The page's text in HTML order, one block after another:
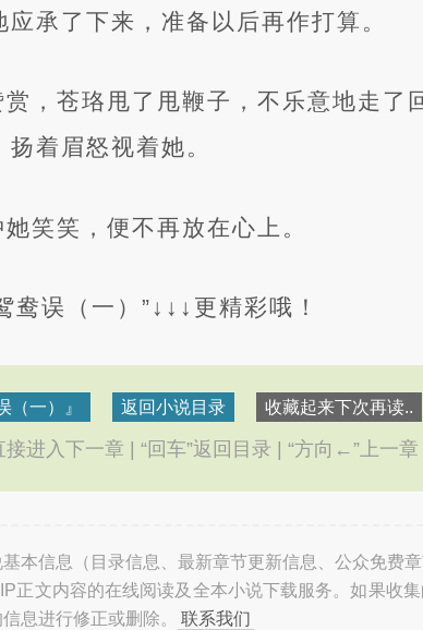
承了下来，准备以后再作打算。
，苍珞甩了甩鞭子，不乐意地走了
着眉怒视着她。
笑笑，便不再放在心上。
误（一）”↓↓↓更精彩哦！
（一）』 返回小说目录 收藏起来下次再读..
进入下一章 | “回车”返回目录 | “方向←”上一章
本信息（目录信息、最新章节更新信息、公众免费
正文内容的在线阅读及全本小说下载服务。如果收
息进行修正或删除。
联系我们